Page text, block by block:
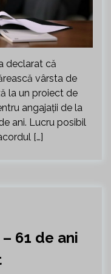
declarat că
vârsta de
la un proiect de
angajații de la
ani. Lucru posibil
[…]
61 de ani